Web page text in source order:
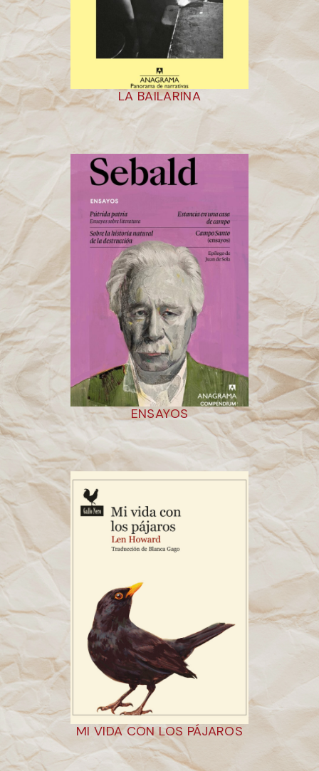
LA BAILARINA
ENSAYOS
MI VIDA CON LOS PÁJAROS